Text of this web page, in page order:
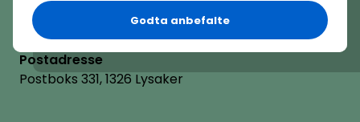
Godta anbefalte
Besøksadresse
Vollsveien 2A, 1366 Lysaker
Postadresse
Postboks 331, 1326 Lysaker